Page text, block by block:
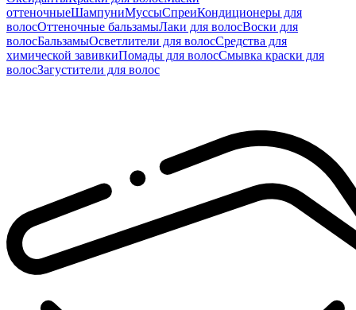
оттеночныеШампуниМуссыСпреиКондиционеры для
волосОттеночные бальзамыЛаки для волосВоски для
волосБальзамыОсветлители для волосСредства для
химической завивкиПомады для волосСмывка краски для
волосЗагустители для волос